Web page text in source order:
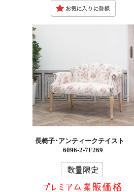
長椅子･アンティークテイスト
6096-2-7F269